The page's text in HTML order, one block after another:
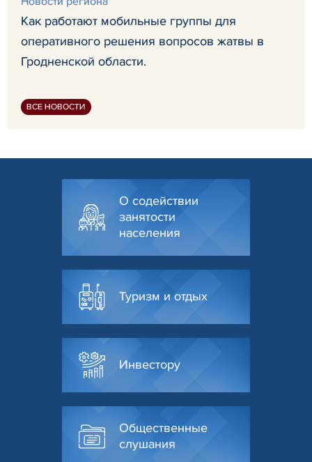
Как работают мобильные группы для
оперативного решения вопросов жатвы в
Гродненской области.
ВСЕ НОВОСТИ
О содействии
занятости
населения
Туризм и отдых
Инвестору
Общественные
слушания